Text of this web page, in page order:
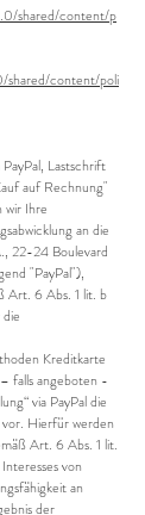
shared/content/p
shared/content/poli
Lastschrift
auf Rechnung"
wir Ihre
an die
22-24 Boulevard
"PayPal"),
Art. 6 Abs. 1 lit. b
Kreditkarte
falls angeboten -
via PayPal die
Hierfür werden
Art. 6 Abs. 1 lit.
von
an
der